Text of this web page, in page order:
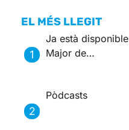
EL MÉS LLEGIT
Ja està
Major de…
Pòdcasts